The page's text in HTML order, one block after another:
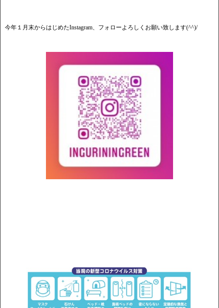
今年１月末からはじめたInstagram、フォローよろしくお願い致します(^^)/